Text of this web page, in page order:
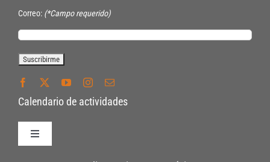
Correo: (*Campo requerido)
Calendario de actividades
Toggle